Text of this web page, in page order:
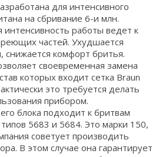
для интенсивного
на сбривание 6-и млн.
интенсивность работы ведет к
частей. Ухудшается
снижается комфорт бритья.
своевременная замена
которых входит сетка Braun
это требуется делать
прибором.
блока подходит к бритвам
5683 и 5684. Это марки 150,
советует производить
В этом случае она гарантирует